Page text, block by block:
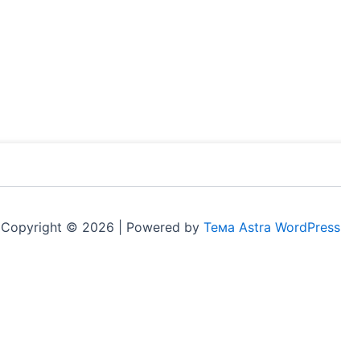
Copyright © 2026 | Powered by Тема Astra WordPress